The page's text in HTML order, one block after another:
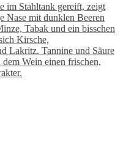
im Stahltank gereift, zeigt
Nase mit dunklen Beeren
Tabak und ein bisschen
Kirsche,
Lakritz. Tannine und Säure
Wein einen frischen,